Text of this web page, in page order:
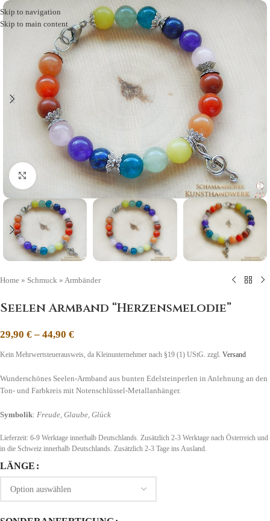
Skip to navigation
Skip to main content
Click to enlarge
Home » Schmuck » Armbänder
Seelen Armband “Herzensmelodie”
29,90 €– 44,90 €
Kein Mehrwertsteuerausweis, da Kleinunternehmer nach §19 (1) UStG. zzgl. Versand
Wunderschönes Seelen-Armband aus bunten Edelsteinperlen in Anlehnung an den
Ton- und Farbkreis mit Notenschlüssel-Metallanhänger.
Symbolik: Freude, Glaube, Glück
Lieferzeit: 6-9 Werktage innerhalb Deutschlands. Zusätzlich 2-3 Werktage nach Österreich und
in die Schweiz innerhalb Deutschlands. Zusätzlich 2-3 Tage ins Ausland.
LÄNGE